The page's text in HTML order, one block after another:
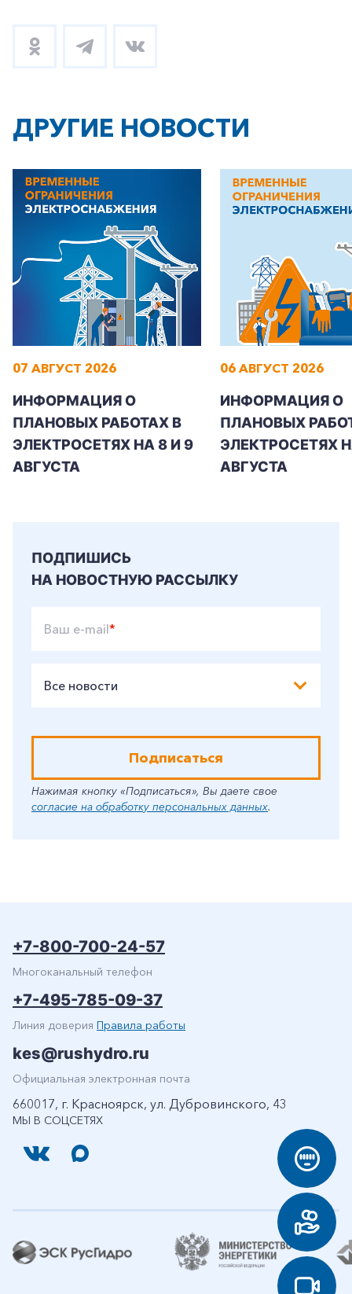
+7-800-700-24-57
Заказать обратный звонок
Частным клиентам
Корпоративным клиентам
ДРУГИЕ НОВОСТИ
07 АВГУСТ 2026
ИНФОРМАЦИЯ О
ПЛАНОВЫХ РАБОТАХ В
ЭЛЕКТРОСЕТЯХ НА 8 И 9
АВГУСТА
06 АВГУСТ 2026
ИНФОРМАЦИЯ О
ПЛАНОВЫХ
ЭЛЕКТРОСЕТЯХ
АВГУСТА
ПОДПИШИСЬ
НА НОВОСТНУЮ РАССЫЛКУ
Ваш e-mail*
Все новости
Подписаться
Нажимая кнопку «Подписаться», Вы даете свое
согласие на обработку персональных данных.
МЫ В СОЦСЕТЯХ
+7-800-700-24-57
Многоканальный телефон
+7-495-785-09-37
Линия доверия Правила работы
kes@rushydro.ru
Официальная электронная почта
660017, г. Красноярск, ул. Дубровинского, 43